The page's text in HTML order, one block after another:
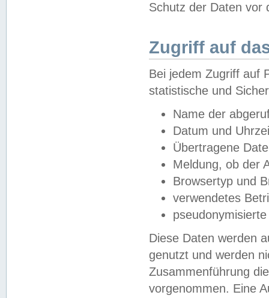
Schutz der Daten vor
Zugriff auf
Bei jedem Zugriff auf
statistische und
Name der
Datum und
Übertragene
Meldung, ob der
Browsertyp und
verwendetes
Diese Daten werden
genutzt und werden
Zusammenführung
vorgenommen. Eine